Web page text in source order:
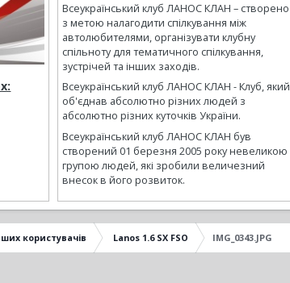
Всеукраїнський клуб ЛАНОС КЛАН – створено
з метою налагодити спілкування між
автолюбителями, організувати клубну
спільноту для тематичного спілкування,
зустрічей та інших заходів.
Всеукраїнський клуб ЛАНОС КЛАН - Клуб, який
об'єднав абсолютно різних людей з
абсолютно різних куточків України.
Всеукраїнський клуб ЛАНОС КЛАН був
створений 01 березня 2005 року невеликою
групою людей, які зробили величезний
внесок в його розвиток.
користувачів Lanos 1.6 SX FSO IMG_0343.JPG